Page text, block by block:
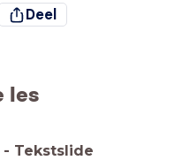
Deel
les
- Tekstslide